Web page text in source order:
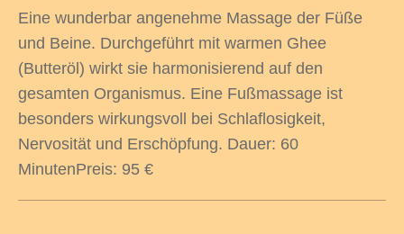
Eine wunderbar angenehme Massage der Füße
und Beine. Durchgeführt mit warmen Ghee
(Butteröl) wirkt sie harmonisierend auf den
gesamten Organismus. Eine Fußmassage ist
besonders wirkungsvoll bei Schlaflosigkeit,
Nervosität und Erschöpfung. Dauer: 60
MinutenPreis: 95 €